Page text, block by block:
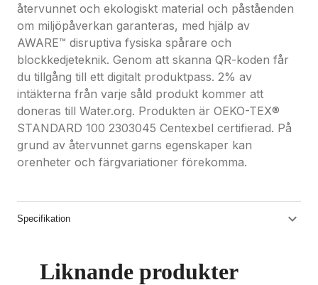
återvunnet och ekologiskt material och påståenden
om miljöpåverkan garanteras, med hjälp av
AWARE™ disruptiva fysiska spårare och
blockkedjeteknik. Genom att skanna QR-koden får
du tillgång till ett digitalt produktpass. 2% av
intäkterna från varje såld produkt kommer att
doneras till Water.org. Produkten är OEKO-TEX®
STANDARD 100 2303045 Centexbel certifierad. På
grund av återvunnet garns egenskaper kan
orenheter och färgvariationer förekomma.
Specifikation
Liknande produkter